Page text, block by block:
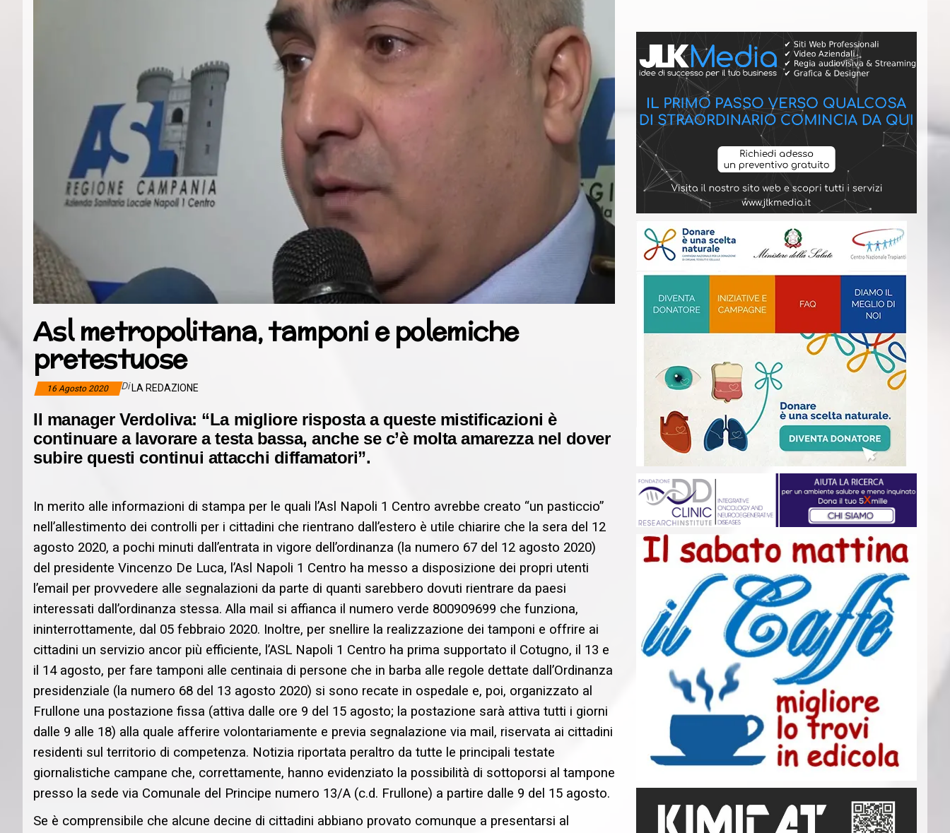
Asl metropolitana, tamponi e polemiche
pretestuose
16 Agosto 2020 Di LA REDAZIONE
Il manager Verdoliva: “La migliore risposta a queste mistificazioni è
continuare a lavorare a testa bassa, anche se c’è molta amarezza nel dover
subire questi continui attacchi diffamatori”.
In merito alle informazioni di stampa per le quali l’Asl Napoli 1 Centro avrebbe creato “un pasticcio”
nell’allestimento dei controlli per i cittadini che rientrano dall’estero è utile chiarire che la sera del 12
agosto 2020, a pochi minuti dall’entrata in vigore dell’ordinanza (la numero 67 del 12 agosto 2020)
del presidente Vincenzo De Luca, l’Asl Napoli 1 Centro ha messo a disposizione dei propri utenti
l’email per provvedere alle segnalazioni da parte di quanti sarebbero dovuti rientrare da paesi
interessati dall’ordinanza stessa. Alla mail si affianca il numero verde 800909699 che funziona,
ininterrottamente, dal 05 febbraio 2020. Inoltre, per snellire la realizzazione dei tamponi e offrire ai
cittadini un servizio ancor più efficiente, l’ASL Napoli 1 Centro ha prima supportato il Cotugno, il 13 e
il 14 agosto, per fare tamponi alle centinaia di persone che in barba alle regole dettate dall’Ordinanza
presidenziale (la numero 68 del 13 agosto 2020) si sono recate in ospedale e, poi, organizzato al
Frullone una postazione fissa (attiva dalle ore 9 del 15 agosto; la postazione sarà attiva tutti i giorni
dalle 9 alle 18) alla quale afferire volontariamente e previa segnalazione via mail, riservata ai cittadini
residenti sul territorio di competenza. Notizia riportata peraltro da tutte le principali testate
giornalistiche campane che, correttamente, hanno evidenziato la possibilità di sottoporsi al tampone
presso la sede via Comunale del Principe numero 13/A (c.d. Frullone) a partire dalle 9 del 15 agosto.
Se è comprensibile che alcune decine di cittadini abbiano provato comunque a presentarsi al